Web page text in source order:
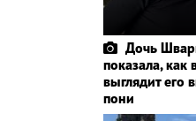
Дочь
показала, как
выглядит его
пони